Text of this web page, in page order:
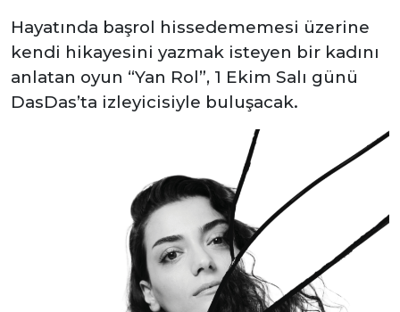
Hayatında başrol hissedememesi üzerine
kendi hikayesini yazmak isteyen bir kadını
anlatan oyun “Yan Rol”, 1 Ekim Salı günü
DasDas’ta izleyicisiyle buluşacak.